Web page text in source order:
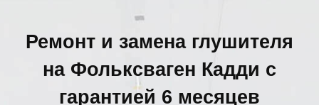
Ремонт и замена глушителя
на Фольксваген Кадди с
гарантией 6 месяцев